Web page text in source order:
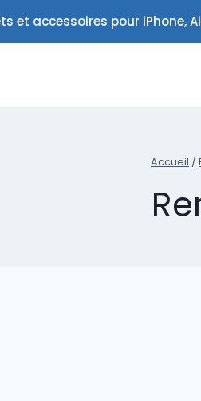
et accessoires pour iPhone,
Accueil /